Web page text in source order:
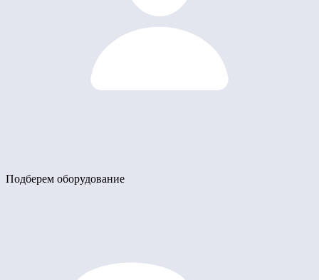
Подберем оборудование